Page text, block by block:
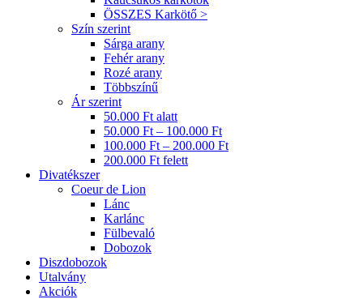
ÖSSZES Karkötő >
Szín szerint
Sárga arany
Fehér arany
Rozé arany
Többszínű
Ár szerint
50.000 Ft alatt
50.000 Ft – 100.000 Ft
100.000 Ft – 200.000 Ft
200.000 Ft felett
Divatékszer
Coeur de Lion
Lánc
Karlánc
Fülbevaló
Dobozok
Diszdobozok
Utalvány
Akciók